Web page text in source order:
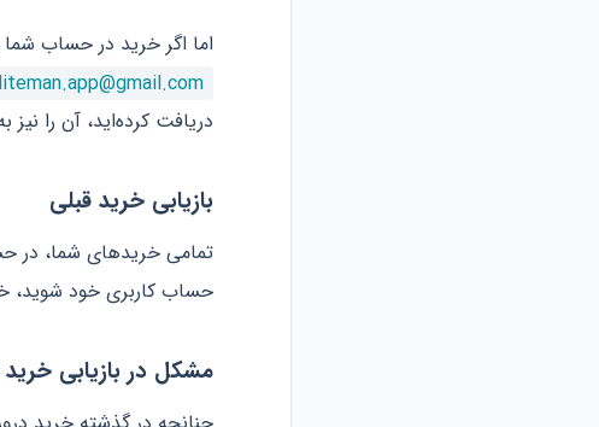
اما اگر خرید در حساب شما
liteman.app@gmail.com
دریافت کرده‌اید، آن را نیز
بازیابی خرید قبلی
تمامی خرید‌های شما، در
حساب کاربری خود شوید،
مشکل در بازیابی خرید